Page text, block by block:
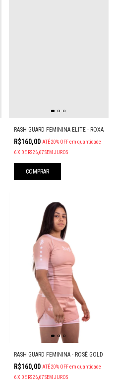
RASH GUARD FEMININA ELITE - ROXA
R$160,00 ATÉ 20% OFF em quantidade
6 X DE R$26,67 SEM JUROS
COMPRAR
RASH GUARD FEMININA - ROSÊ GOLD
R$160,00 ATÉ 20% OFF em quantidade
6 X DE R$26,67 SEM JUROS